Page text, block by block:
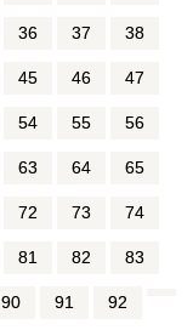
36 37 38
45 46 47
54 55 56
63 64 65
72 73 74
81 82 83
90 91 92